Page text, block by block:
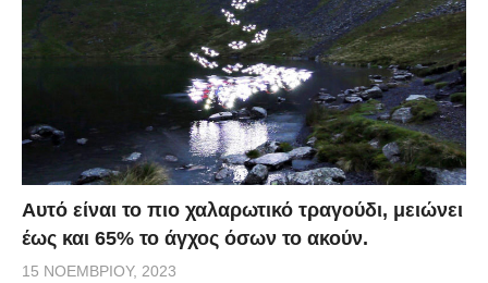
Αυτό είναι το πιο χαλαρωτικό τραγούδι, μειώνει
έως και 65% το άγχος όσων το ακούν.
15 ΝΟΕΜΒΡΊΟΥ, 2023